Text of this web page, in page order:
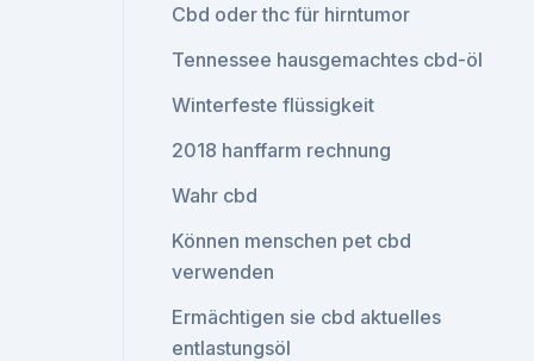
Cbd oder thc für hirntumor
Tennessee hausgemachtes cbd-öl
Winterfeste flüssigkeit
2018 hanffarm rechnung
Wahr cbd
Können menschen pet cbd
verwenden
Ermächtigen sie cbd aktuelles
entlastungsöl